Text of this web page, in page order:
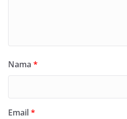
Nama *
Email*